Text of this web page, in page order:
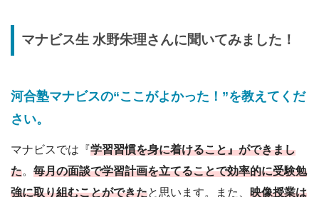
マナビス生 水野朱理さんに聞いてみました！
河合塾マナビスの“ここがよかった！”を教えてくだ
さい。
マナビスでは『学習習慣を身に着けること』ができまし
た。 毎月の面談で学習計画を立てることで効率的に受験勉
強に取り組むことができたと思います。また、 映像授業は